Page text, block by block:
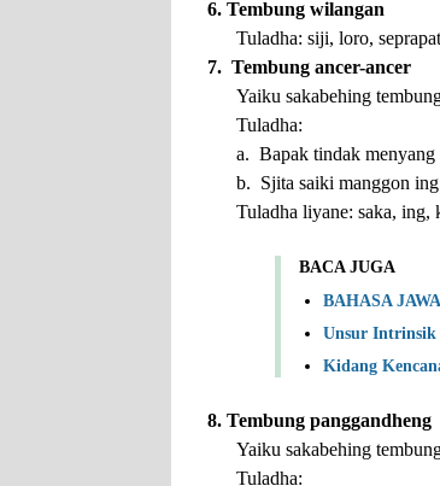
6. Tembung wilangan
Tuladha: siji, loro,
7. Tembung ancer-ancer
Yaiku sakabehing
Tuladha:
a. Bapak tindak menyang
b. Sjita saiki manggon
Tuladha liyane: saka, ing,
BACA JUGA
BAHASA
Unsur Intrinsik
Kidang
8. Tembung panggandheng
Yaiku sakabehing
Tuladha: